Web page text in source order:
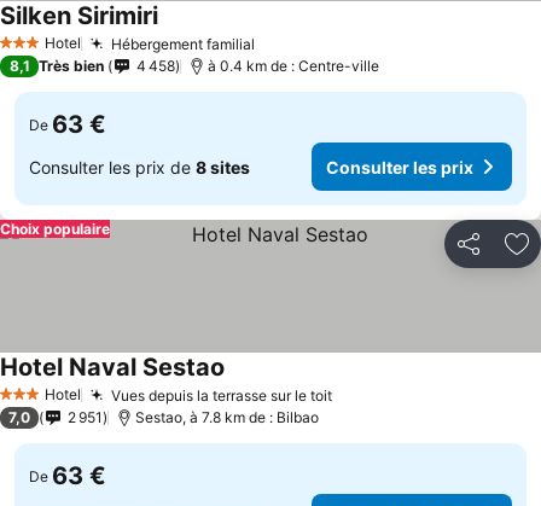
3 ÉtoilesHotel Hébergement familial
Silken SirimiriConsulter les prix
8,1 Très bien 4 458 à 0.4 km de : Centre-ville
De 63 €
Consulter les prix de 8 sites Consulter les prix
Partager
Choix populaire
3 ÉtoilesHotel Vues depuis la terrasse sur le toitConsulter les prix
Hotel Naval Sestao
7,0 2 951 Sestao, à 7.8 km de : Bilbao
De 63 €